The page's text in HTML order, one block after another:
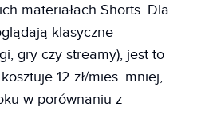
materiałach Shorts. Dla
klasyczne
gry czy streamy), jest to
12 zł/mies. mniej,
w porównaniu z